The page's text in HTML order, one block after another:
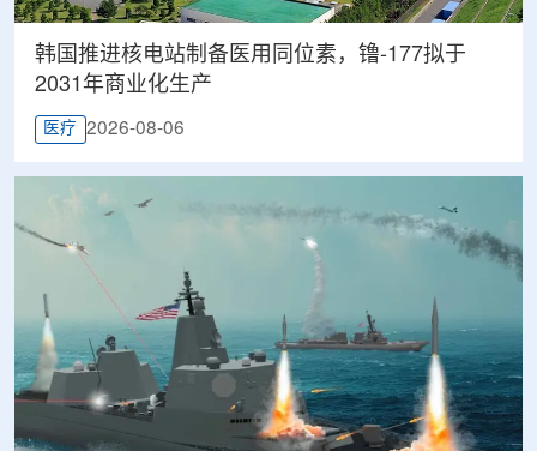
韩国推进核电站制备医用同位素，镥-177拟于
2031年商业化生产
医疗 2026-08-06